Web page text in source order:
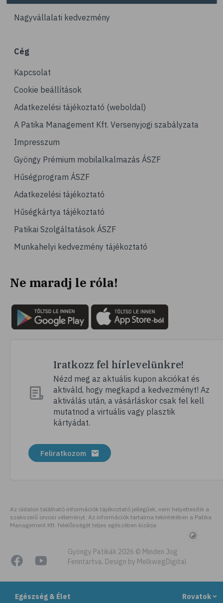
Egészség & Élet Rovatok
# porckopás
# csonttörés
# mozgásszervi problémák
# köszvény
# ínhüvelygyulladás
# tél
# vérnyomásmérés
# kardiológia
# kardiovaszkuláris betegségek
# szív- és érrendszer
# vérnyomás
# mozgás
# pszichológia
# hátfájás
# vérnyomáscsökkentés
# megfázás
# influenza
# fertőző betegségek
# köhögés
# immunerősítés
# kézmosás
# szépségápolás
# bőrápolás
# izlandi zuzmó
Nagyvállalati kedvezmény
Cég
Kapcsolat
Cookie beállítások
Adatkezelési tájékoztató (weboldal)
A Patika Management Kft. Versenyjogi szabályzata
Impresszum
Gyöngy Prémium mobilalkalmazás ÁSZF
Hűségprogram ÁSZF
Adatkezelési tájékoztató
Hűségkártya tájékoztató
Patikai Szolgáltatások ÁSZF
Munkahelyi kedvezmény tájékoztató
Ne maradj le róla!
Iratkozz fel hírlevelünkre!
Nézd meg az aktuális kupon akciókat és
aktiváld, hogy megkapd a kedvezményt! Az
aktiválás után, a vásárláskor csak fel kell
mutatnod a virtuális vagy plasztik
kártyádat.
Feliratkozom
Az oldalon található információk tájékoztató jellegűek, nem helyettesítik a
szakszerű orvosi véleményt. Az információk tartalma tekintetében a Patika
Management Kft. felelősségét teljes egészében kizárja
Gyöngy Patikák 2026 © Minden Jog
Fenntartva. Design by MelkwegDigital